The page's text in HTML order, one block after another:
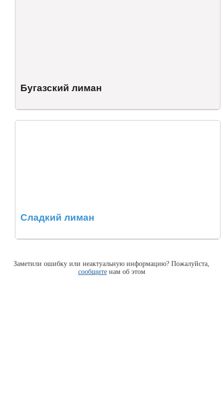
Бугазский лиман
Сладкий лиман
Заметили ошибку или неактуальную информацию? Пожалуйста,
сообщитенам об этом